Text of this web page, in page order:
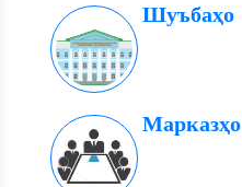
Шуъбаҳо
Марказҳо